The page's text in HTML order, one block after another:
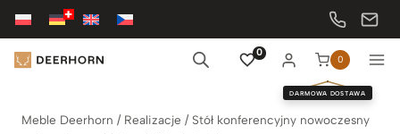
Przejdź
treści
0
0
DARMOWA DOSTAWA
Meble Deerhorn / Realizacje / Stół konferencyjny nowoczesny